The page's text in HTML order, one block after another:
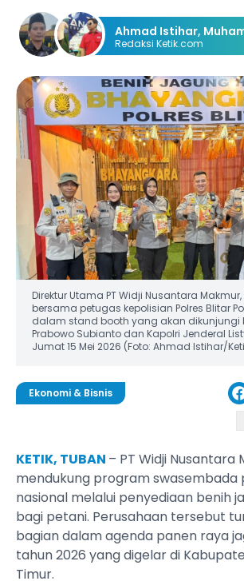
Ahmad Istihar,
Redaksi Ketik.com
Direktur Utama PT Widji Nusantara
bersama petugas kepolisian Polres Blitar
dalam stand booth yang akan dikunjungi
Prabowo Subianto dan Kapolri Jenderal
Jumat 15 Mei 2026 (Foto: Ahmad Istihar/
Ekonomi & Bisnis
KETIK, TUBAN – PT Widji Nusantara
mendukung program swasembada
nasional melalui penyediaan benih
bagi petani. Perusahaan tersebut
bagian dalam agenda panen raya
tahun 2026 yang digelar di
Timur.